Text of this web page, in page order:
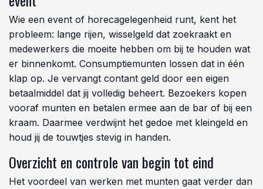
Wie een event of horecagelegenheid runt, kent het
probleem: lange rijen, wisselgeld dat zoekraakt en
medewerkers die moeite hebben om bij te houden wat
er binnenkomt. Consumptiemunten lossen dat in één
klap op. Je vervangt contant geld door een eigen
betaalmiddel dat jij volledig beheert. Bezoekers kopen
vooraf munten en betalen ermee aan de bar of bij een
kraam. Daarmee verdwijnt het gedoe met kleingeld en
houd jij de touwtjes stevig in handen.
Overzicht en controle van begin tot eind
Het voordeel van werken met munten gaat verder dan